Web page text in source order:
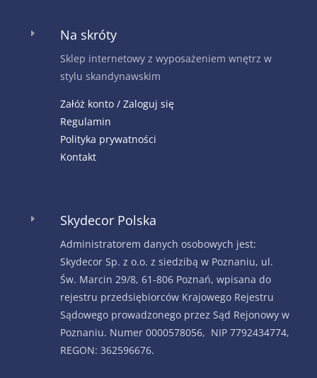
E Na skróty
Sklep internetowy z wyposażeniem wnętrz w
stylu skandynawskim
Załóż konto / Zaloguj się
Regulamin
Polityka prywatności
Kontakt
E Skydecor Polska
Administratorem danych osobowych jest:
Skydecor Sp. z o.o. z siedzibą w Poznaniu, ul.
Św. Marcin 29/8, 61-806 Poznań, wpisana do
rejestru przedsiębiorców Krajowego Rejestru
Sądowego prowadzonego przez Sąd Rejonowy w
Poznaniu. Numer 0000578056, NIP 7792434774,
REGON: 362596676.